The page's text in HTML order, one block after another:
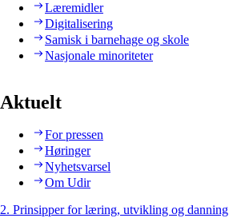
Læremidler
Digitalisering
Samisk i barnehage og skole
Nasjonale minoriteter
Aktuelt
For pressen
Høringer
Nyhetsvarsel
Om Udir
2. Prinsipper for læring, utvikling og danning